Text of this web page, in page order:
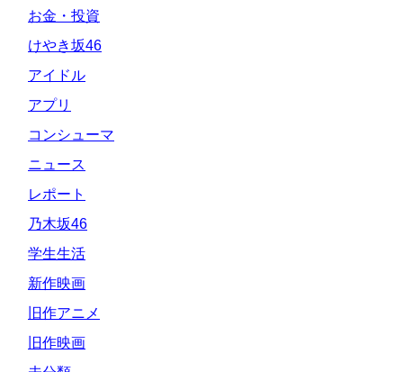
お金・投資
けやき坂46
アイドル
アプリ
コンシューマ
ニュース
レポート
乃木坂46
学生生活
新作映画
旧作アニメ
旧作映画